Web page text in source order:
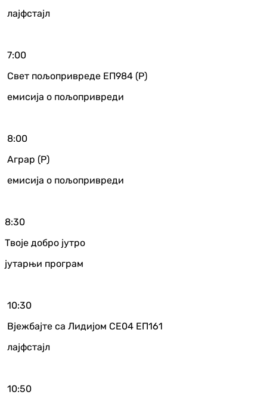
лајфстајл
7:00
Свет пољопривреде ЕП984 (Р)
емисија о пољопривреди
8:00
Аграр (Р)
емисија о пољопривреди
8:30
Твоје добро јутро
јутарњи програм
10:30
Вјежбајте са Лидијом СЕ04 ЕП161
лајфстајл
10:50